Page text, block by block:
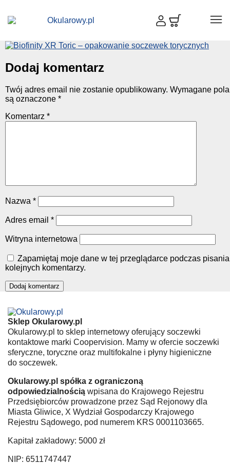
Dodaj komentarz
Twój adres email nie zostanie opublikowany. Wymagane pola
są oznaczone *
Komentarz *
Nazwa *
Adres email *
Witryna internetowa
Zapamiętaj moje dane w tej przeglądarce podczas pisania
kolejnych komentarzy.
Sklep Okularowy.pl
Okularowy.pl to sklep internetowy oferujący soczewki
kontaktowe marki Coopervision. Mamy w ofercie soczewki
sferyczne, toryczne oraz multifokalne i płyny higieniczne
do soczewek.
Okularowy.pl spółka z ograniczoną
odpowiedzialnością wpisana do Krajowego Rejestru
Przedsiębiorców prowadzone przez Sąd Rejonowy dla
Miasta Gliwice, X Wydział Gospodarczy Krajowego
Rejestru Sądowego, pod numerem KRS 0001103665.
Kapitał zakładowy: 5000 zł
NIP: 6511747447